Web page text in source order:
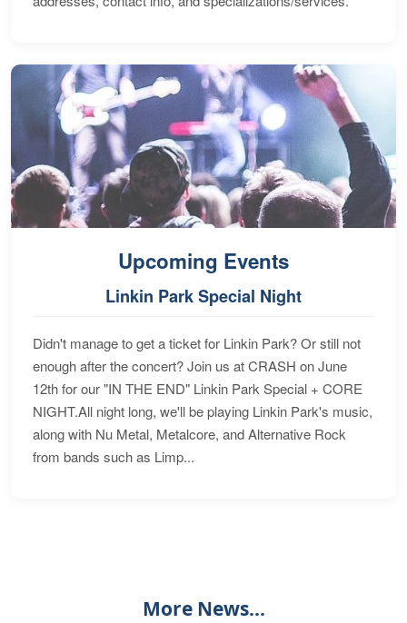
Upcoming Events
Linkin Park Special Night
Didn't manage to get a ticket for Linkin Park? Or still not
enough after the concert? Join us at CRASH on June
12th for our "IN THE END" Linkin Park Special + CORE
NIGHT.All night long, we'll be playing Linkin Park's music,
along with Nu Metal, Metalcore, and Alternative Rock
from bands such as Limp...
More News...